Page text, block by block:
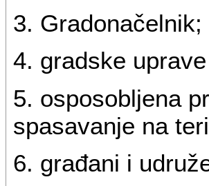
3. Gradonačelnik;
4. gradske
5. osposobljena
spasavanje na
6. građani i